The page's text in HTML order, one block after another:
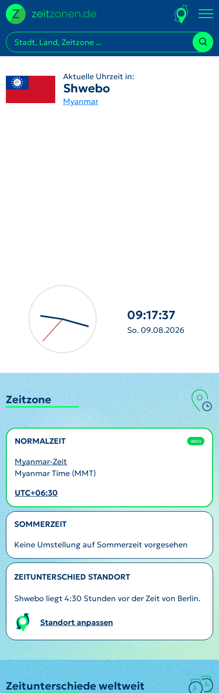
Aktuelle Uhrzeit in:
Shwebo
Myanmar
09:17:38
So. 09.08.2026
Zeitzone
NORMALZEIT aktiv
Myanmar-Zeit
Myanmar Time (MMT)
UTC+06:30
SOMMERZEIT
Keine Umstellung auf Sommerzeit vorgesehen
ZEITUNTERSCHIED STANDORT
Shwebo liegt 4:30 Stunden vor der Zeit von Berlin.
Standort anpassen
Zeitunterschiede weltweit